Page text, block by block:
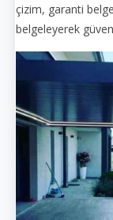
çizim, garanti
belgeleyerek